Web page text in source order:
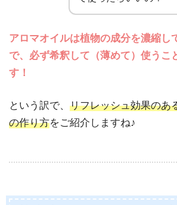
アロマオイルは植物の成分を濃縮し
で、必ず希釈して（薄めて）使うこ
す！
という訳で、 リフレッシュ効果のあ
の作り方をご紹介しますね♪